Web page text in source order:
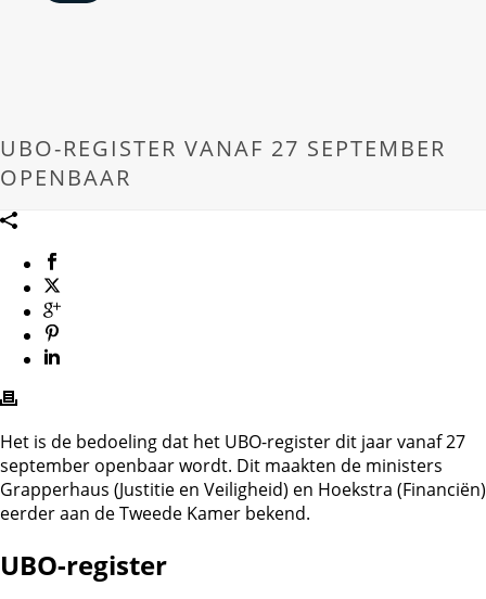
UBO-REGISTER VANAF 27 SEPTEMBER
OPENBAAR
Het is de bedoeling dat het UBO-register dit jaar vanaf 27
september openbaar wordt. Dit maakten de ministers
Grapperhaus (Justitie en Veiligheid) en Hoekstra (Financiën)
eerder aan de Tweede Kamer bekend.
UBO-register